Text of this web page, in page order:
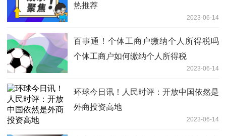
热推荐
2023-06-14
百事通！个体工商户缴纳个人所得税吗
个体工商户如何缴纳个人所得税
2023-06-14
环球今日讯！人民时评：开放中国依然是
外商投资高地
2023-06-14